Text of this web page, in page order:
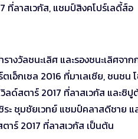
ลาสเวกัส, แชมป์สิงคโปร์เลดี้ส์อ
งวัลชนะเลิศ และรองชนะเลิศจาก
อ็กเซล 2016 ที่มาเลเซีย, ชนชน
สตาร์ 2017 ที่ลาสเวกัส และซิปู
ะ ชุมชัยเวทย์ แชมป์คลาสดีชาย แ
ร์ 2017 ที่ลาสเวกัส เป็นต้น